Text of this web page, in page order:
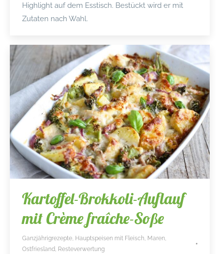
Highlight auf dem Esstisch. Bestückt wird er mit
Zutaten nach Wahl.
Kartoffel-Brokkoli-Auflauf
mit Crème fraîche-Soße
Ganzjährigrezepte Hauptspeisen mit Fleisch Maren
Ostfriesland Resteverwertung